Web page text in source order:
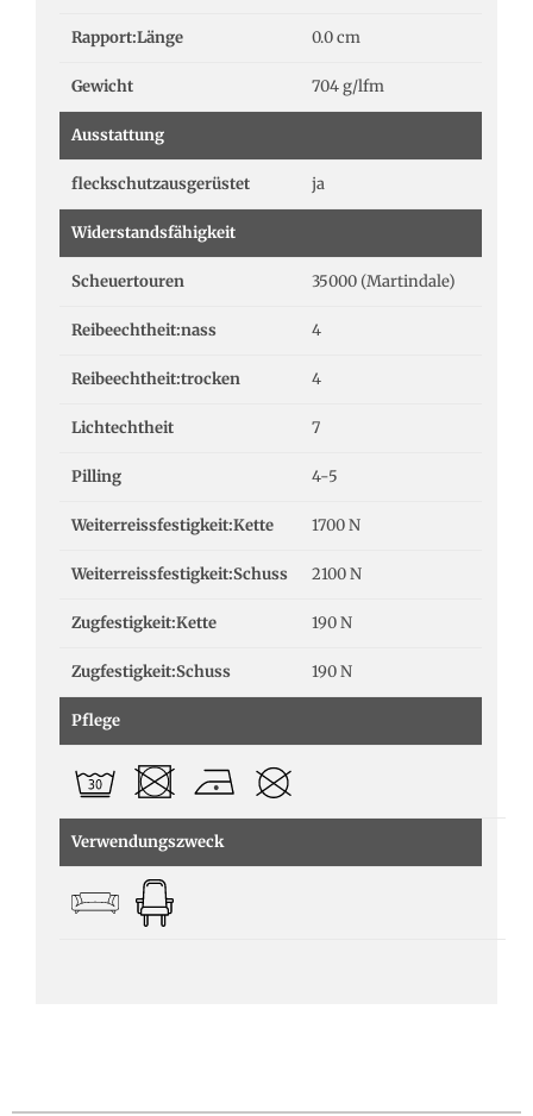
Rapport:Länge 0.0 cm
Gewicht 704 g/lfm
Ausstattung
fleckschutzausgerüstet ja
Widerstandsfähigkeit
Scheuertouren 35000 (Martindale)
Reibeechtheit:nass 4
Reibeechtheit:trocken 4
Lichtechtheit 7
Pilling 4-5
Weiterreissfestigkeit:Kette 1700 N
Weiterreissfestigkeit:Schuss 2100 N
Zugfestigkeit:Kette 190 N
Zugfestigkeit:Schuss 190 N
Pflege
Verwendungszweck